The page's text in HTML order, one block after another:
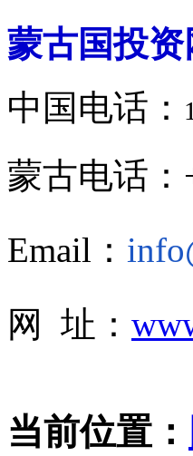
蒙古国投资
中国电话：
蒙古电话：
Email：
网 址：
当前位置：